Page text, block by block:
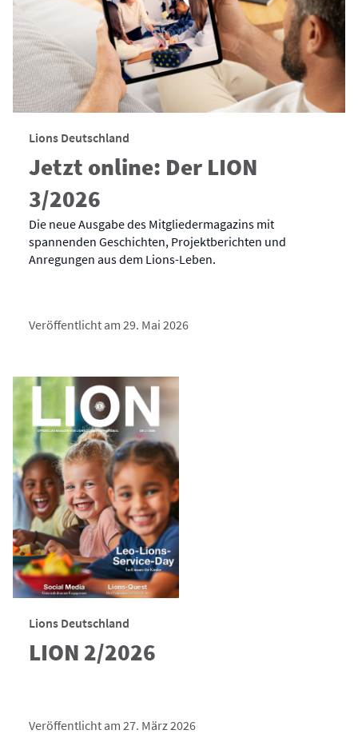
Lions Deutschland
Jetzt online: Der LION
3/2026
Die neue Ausgabe des Mitgliedermagazins mit
spannenden Geschichten, Projektberichten und
Anregungen aus dem Lions-Leben.
Veröffentlicht am 29. Mai 2026
Lions Deutschland
LION 2/2026
Veröffentlicht am 27. März 2026